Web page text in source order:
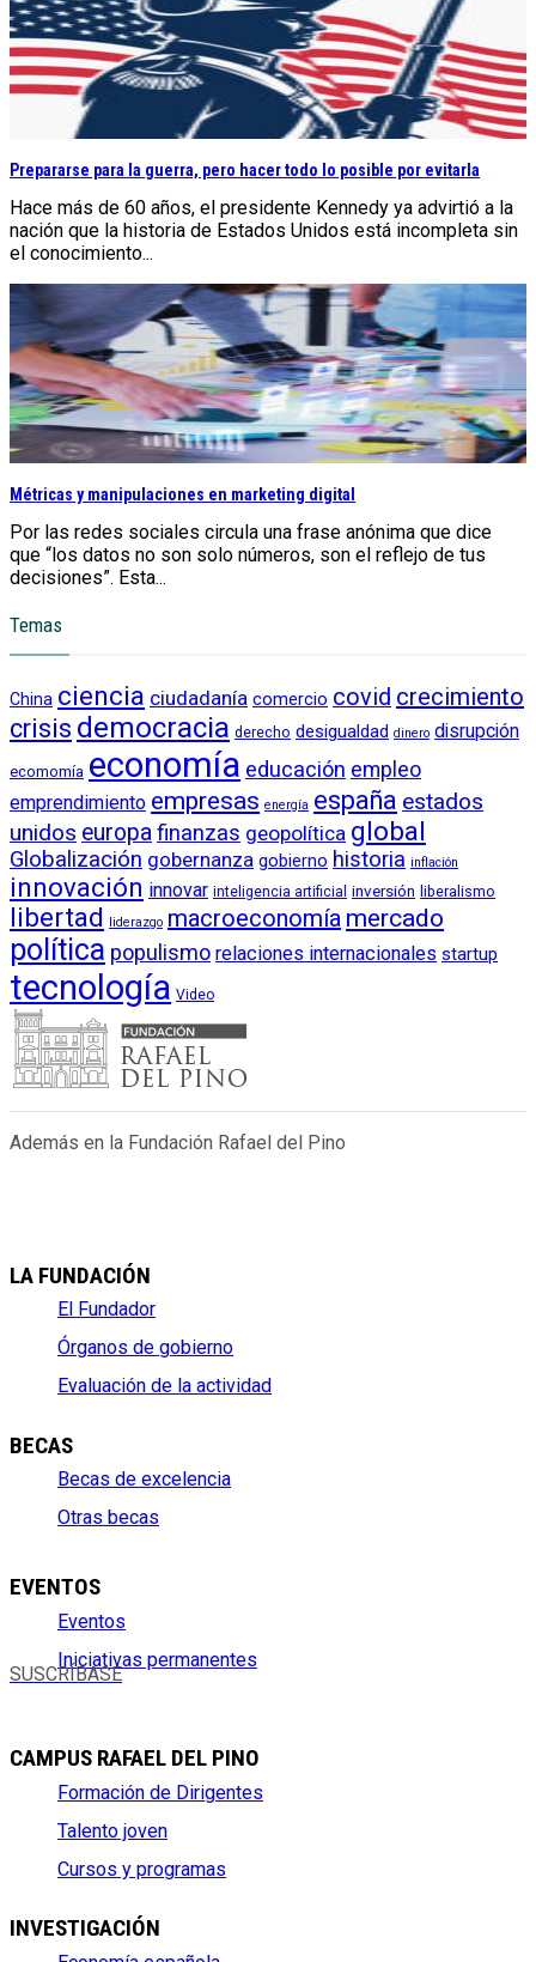
Prepararse para la guerra, pero hacer todo lo posible por evitarla
Hace más de 60 años, el presidente Kennedy ya advirtió a la
nación que la historia de Estados Unidos está incompleta sin
el conocimiento...
Métricas y manipulaciones en marketing digital
Por las redes sociales circula una frase anónima que dice
que “los datos no son solo números, son el reflejo de tus
decisiones”. Esta...
Temas
China ciencia ciudadanía comercio covid crecimiento
crisis democracia derecho desigualdad dinero disrupción
ecomomía economía educación empleo
emprendimiento empresas energía españa estados
unidos europafinanzas geopolítica global
Globalización gobernanza gobierno historia inflación
innovación innovar inteligencia artificial inversión liberalismo
libertad liderazgo macroeconomía mercado
política populismo relaciones internacionales startup
tecnología Video
Además en la Fundación Rafael del Pino
LA FUNDACIÓN
El Fundador
Órganos de gobierno
Evaluación de la actividad
BECAS
Becas de excelencia
Otras becas
EVENTOS
Eventos
Iniciativas permanentes
SUSCRÍBASE
CAMPUS RAFAEL DEL PINO
Formación de Dirigentes
Talento joven
Cursos y programas
INVESTIGACIÓN